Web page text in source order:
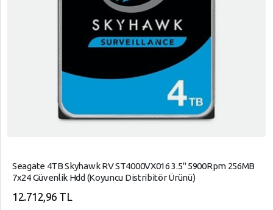
Seagate 4TB Skyhawk RV ST4000VX016 3.5" 5900Rpm 256MB
7x24 Güvenlik Hdd (Koyuncu Distribitör Ürünü)
12.712,96 TL